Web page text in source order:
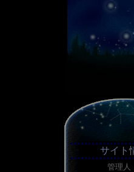
サイト
管理人